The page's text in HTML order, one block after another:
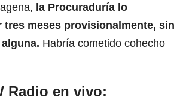
, la Procuraduría lo
tres meses provisionalmente, sin
Habría cometido cohecho
Radio en vivo: